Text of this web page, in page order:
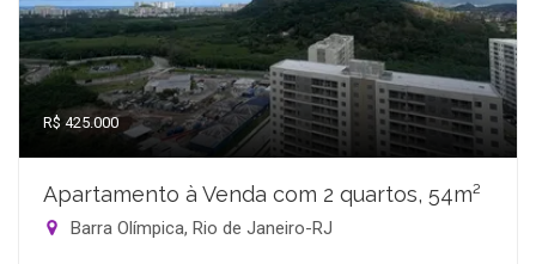
R$ 425.000
Apartamento à Venda com 2 quartos, 54m²
Barra Olímpica, Rio de Janeiro-RJ